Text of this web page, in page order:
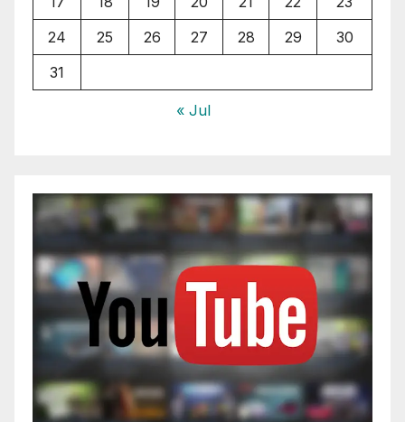
24
25 26 27 28 29
30
31
« Jul